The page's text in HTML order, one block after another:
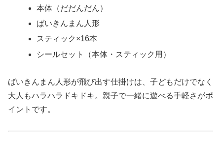
本体（だだんだん）
ばいきんまん人形
スティック×16本
シールセット（本体・スティック用）
ばいきんまん人形が飛び出す仕掛けは、子どもだけでなく
大人もハラハラドキドキ。親子で一緒に遊べる手軽さがポ
イントです。